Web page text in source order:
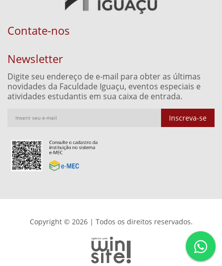
Contate-nos
Newsletter
Digite seu endereço de e-mail para obter as últimas
novidades da Faculdade Iguaçu, eventos especiais e
atividades estudantis em sua caixa de entrada.
Inscreva-se
Copyright © 2026 | Todos os direitos reservados.